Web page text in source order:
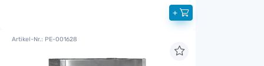
+
Artikel-Nr.: PE-001628